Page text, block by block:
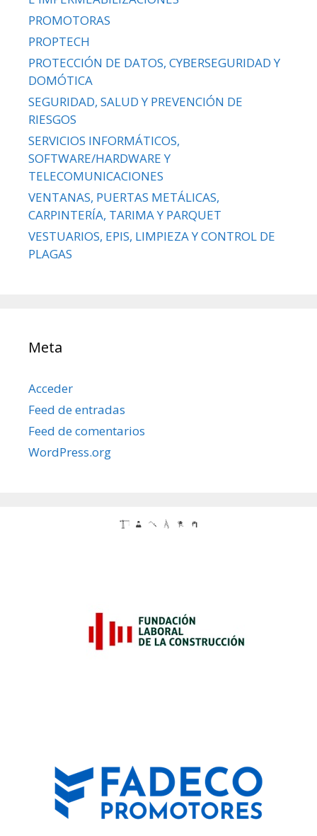
PROMOTORAS
PROPTECH
PROTECCIÓN DE DATOS, CYBERSEGURIDAD Y
DOMÓTICA
SEGURIDAD, SALUD Y PREVENCIÓN DE
RIESGOS
SERVICIOS INFORMÁTICOS,
SOFTWARE/HARDWARE Y
TELECOMUNICACIONES
VENTANAS, PUERTAS METÁLICAS,
CARPINTERÍA, TARIMA Y PARQUET
VESTUARIOS, EPIS, LIMPIEZA Y CONTROL DE
PLAGAS
Meta
Acceder
Feed de entradas
Feed de comentarios
WordPress.org